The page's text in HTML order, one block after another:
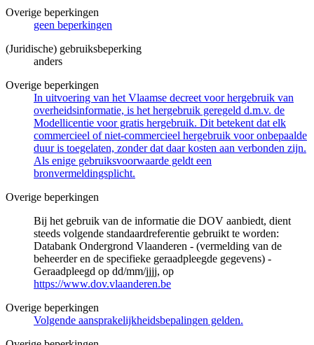
Overige beperkingen
geen beperkingen
(Juridische) gebruiksbeperking
anders
Overige beperkingen
In uitvoering van het Vlaamse decreet voor hergebruik van
overheidsinformatie, is het hergebruik geregeld d.m.v. de
Modellicentie voor gratis hergebruik. Dit betekent dat elk
commercieel of niet-commercieel hergebruik voor onbepaalde
duur is toegelaten, zonder dat daar kosten aan verbonden zijn.
Als enige gebruiksvoorwaarde geldt een
bronvermeldingsplicht.
Overige beperkingen
Bij het gebruik van de informatie die DOV aanbiedt, dient
steeds volgende standaardreferentie gebruikt te worden:
Databank Ondergrond Vlaanderen - (vermelding van de
beheerder en de specifieke geraadpleegde gegevens) -
Geraadpleegd op dd/mm/jjjj, op
https://www.dov.vlaanderen.be
Overige beperkingen
Volgende aansprakelijkheidsbepalingen gelden.